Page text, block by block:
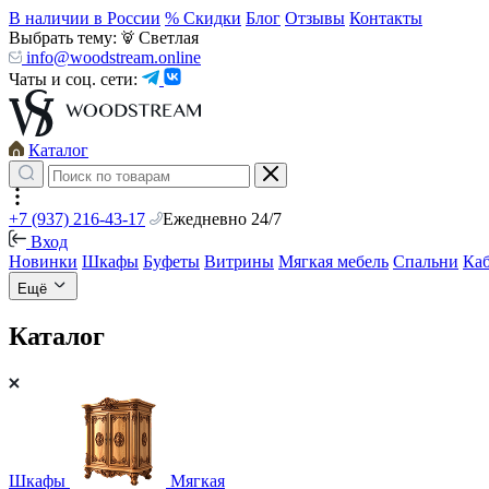
В наличии в России % Скидки Блог Отзывы Контакты
Выбрать тему:
Светлая
info@woodstream.online
Чаты и соц. сети:
Каталог
+7 (937) 216-43-17
Ежедневно 24/7
Вход
Новинки Шкафы Буфеты Витрины Мягкая мебель Спальни
Ещё
Каталог
Шкафы Мягкая